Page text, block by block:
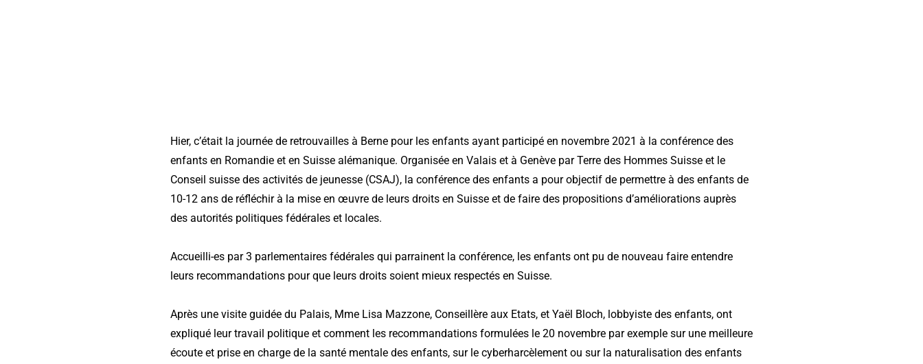
Hier, c’était la journée de retrouvailles à Berne pour les enfants ayant participé en novembre 2021 à la conférence des
enfants en Romandie et en Suisse alémanique. Organisée en Valais et à Genève par Terre des Hommes Suisse et le
Conseil suisse des activités de jeunesse (CSAJ), la conférence des enfants a pour objectif de permettre à des enfants de
10-12 ans de réfléchir à la mise en œuvre de leurs droits en Suisse et de faire des propositions d’améliorations auprès
des autorités politiques fédérales et locales.
Accueilli-es par 3 parlementaires fédérales qui parrainent la conférence, les enfants ont pu de nouveau faire entendre
leurs recommandations pour que leurs droits soient mieux respectés en Suisse.
Après une visite guidée du Palais, Mme Lisa Mazzone, Conseillère aux Etats, et Yaël Bloch, lobbyiste des enfants, ont
expliqué leur travail politique et comment les recommandations formulées le 20 novembre par exemple sur une meilleure
écoute et prise en charge de la santé mentale des enfants, sur le cyberharcèlement ou sur la naturalisation des enfants